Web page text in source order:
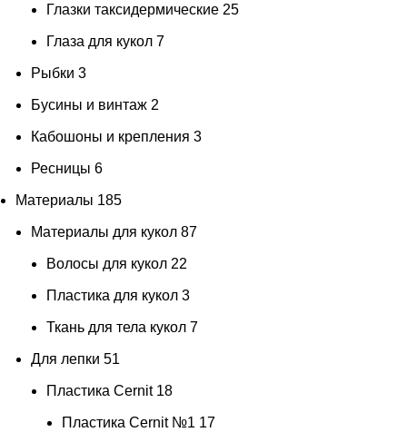
Глазки таксидермические 25
Глаза для кукол 7
Рыбки 3
Бусины и винтаж 2
Кабошоны и крепления 3
Ресницы 6
Материалы 185
Материалы для кукол 87
Волосы для кукол 22
Пластика для кукол 3
Ткань для тела кукол 7
Для лепки 51
Пластика Cernit 18
Пластика Cernit №1 17